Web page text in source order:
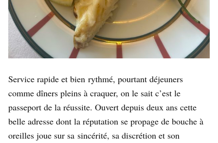
Service rapide et bien rythmé, pourtant déjeuners
comme dîners pleins à craquer, on le sait c’est le
passeport de la réussite. Ouvert depuis deux ans cette
belle adresse dont la réputation se propage de bouche à
oreilles joue sur sa sincérité, sa discrétion et son